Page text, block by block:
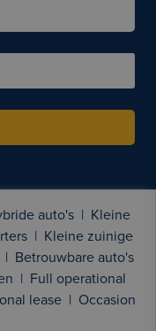
auto's
Kleine
Kleine zuinige
Betrouwbare auto's
Full operational
lease
Occasion